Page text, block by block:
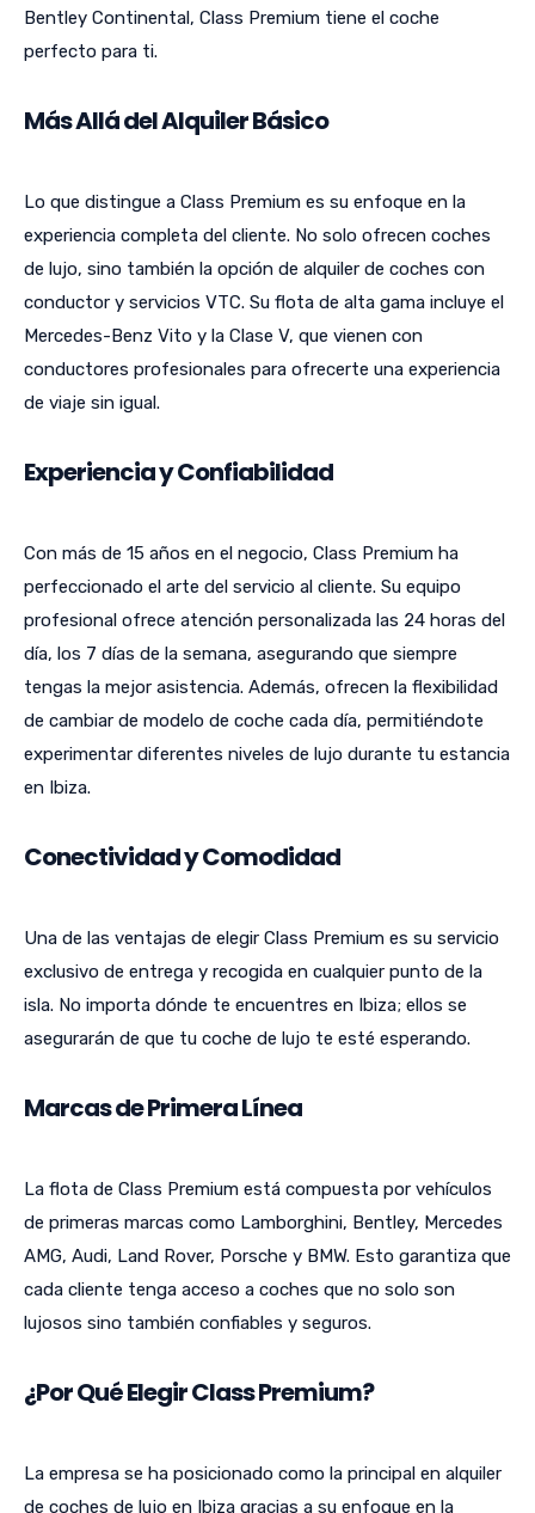
Bentley Continental, Class Premium tiene el coche
perfecto para ti.
Más Allá del Alquiler Básico
Lo que distingue a Class Premium es su enfoque en la
experiencia completa del cliente. No solo ofrecen coches
de lujo, sino también la opción de alquiler de coches con
conductor y servicios VTC. Su flota de alta gama incluye el
Mercedes-Benz Vito y la Clase V, que vienen con
conductores profesionales para ofrecerte una experiencia
de viaje sin igual.
Experiencia y Confiabilidad
Con más de 15 años en el negocio, Class Premium ha
perfeccionado el arte del servicio al cliente. Su equipo
profesional ofrece atención personalizada las 24 horas del
día, los 7 días de la semana, asegurando que siempre
tengas la mejor asistencia. Además, ofrecen la flexibilidad
de cambiar de modelo de coche cada día, permitiéndote
experimentar diferentes niveles de lujo durante tu estancia
en Ibiza.
Conectividad y Comodidad
Una de las ventajas de elegir Class Premium es su servicio
exclusivo de entrega y recogida en cualquier punto de la
isla. No importa dónde te encuentres en Ibiza; ellos se
asegurarán de que tu coche de lujo te esté esperando.
Marcas de Primera Línea
La flota de Class Premium está compuesta por vehículos
de primeras marcas como Lamborghini, Bentley, Mercedes
AMG, Audi, Land Rover, Porsche y BMW. Esto garantiza que
cada cliente tenga acceso a coches que no solo son
lujosos sino también confiables y seguros.
¿Por Qué Elegir Class Premium?
La empresa se ha posicionado como la principal en alquiler
de coches de lujo en Ibiza gracias a su enfoque en la